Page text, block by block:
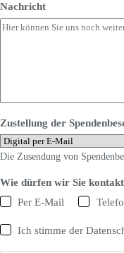
Nachricht
Zustellung der
Die Zusendung von
Wie dürfen wir Sie
Per E-Mail
Ich stimme der